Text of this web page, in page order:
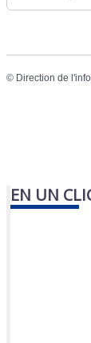
© Direction de
EN UN